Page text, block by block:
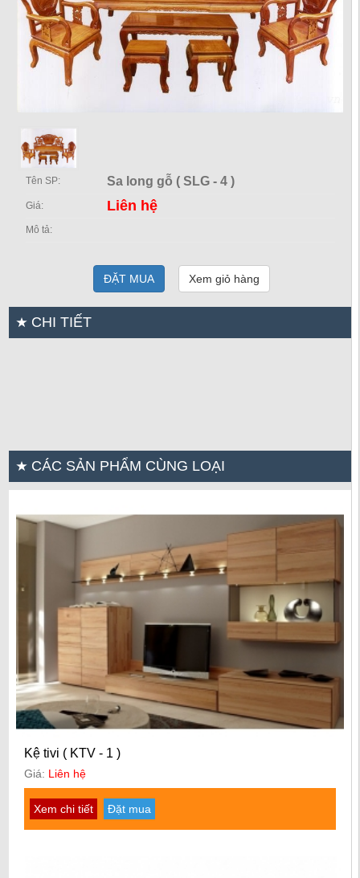
Tên SP: Sa long gỗ ( SLG - 4 )
Giá: Liên hệ
Mô tả:
ĐẶT MUA Xem giỏ hàng
CHI TIẾT
CÁC SẢN PHẨM CÙNG LOẠI
Kệ tivi ( KTV - 1 )
Giá: Liên hệ
Xem chi tiết Đặt mua